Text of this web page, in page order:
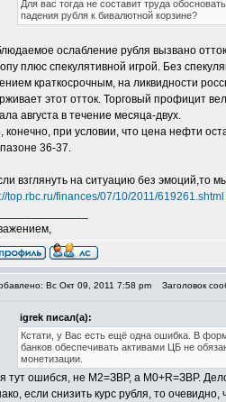
Для вас тогда не составит труда
падения рубля к бивалютной корзине?
ослабление рубля вызвано
плюс спекулятивной игрой. Без
краткосрочным, на ликвидности
этот отток. Торговый профицит
августа в течение месяца-двух.
конечно, при условии, что цена нефти
36-37.
взглянуть на ситуацию без эмоций,то
top.rbc.ru/finances/07/10/2011/619261.shtml
Вс Окт 09, 2011 7:58 pm Заголовок
igrek писал(а):
Кстати, у Вас есть ещё одна ошибка. В
банков обеспечивать активами ЦБ не
монетизации.
тут ошибся, не М2=ЗВР, а М0+R=ЗВР.
если снизить курс рубля, то